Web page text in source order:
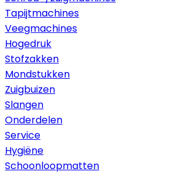
Tapijtmachines
Veegmachines
Hogedruk
Stofzakken
Mondstukken
Zuigbuizen
Slangen
Onderdelen
Service
Hygiëne
Schoonloopmatten